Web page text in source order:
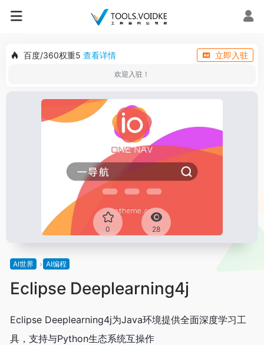
百度/360权重5 查看详情 立即入驻
欢迎入驻！
0 28
AI世界 AI编程
Eclipse Deeplearning4j
Eclipse Deeplearning4j为Java环境提供全面深度学习工
具，支持与Python生态系统互操作